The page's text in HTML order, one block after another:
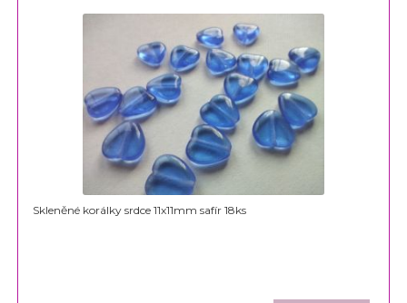
Skleněné korálky srdce 11x11mm safír 18ks